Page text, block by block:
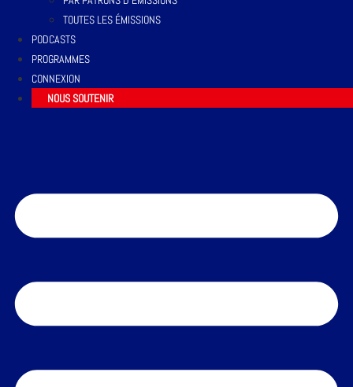
TOUTES LES ÉMISSIONS
PODCASTS
PROGRAMMES
CONNEXION
NOUS SOUTENIR